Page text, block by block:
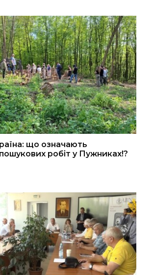
що означають
робіт у Пужниках!?